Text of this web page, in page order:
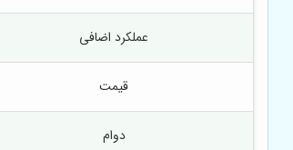
عملکرد اضافی
قیمت
دوام